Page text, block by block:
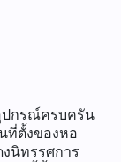
ปกรณ์ครบครัน
ที่ตั้งของหอ
นิทรรศการ